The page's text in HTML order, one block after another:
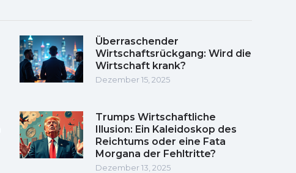
Überraschender
Wirtschaftsrückgang: Wird die
Wirtschaft krank?
Dezember 15, 2025
Trumps Wirtschaftliche
Illusion: Ein Kaleidoskop des
Reichtums oder eine Fata
Morgana der Fehltritte?
Dezember 13, 2025